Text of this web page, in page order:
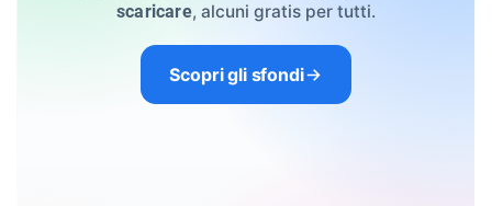
scaricare, alcuni gratis per tutti.
Scopri gli sfondi